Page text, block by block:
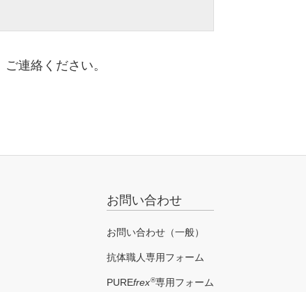
適していると予測する配列であり、
連絡ください。
お問い合わせ
お問い合わせ（一般）
抗体職人専用フォーム
PUREfrex®専用フォーム